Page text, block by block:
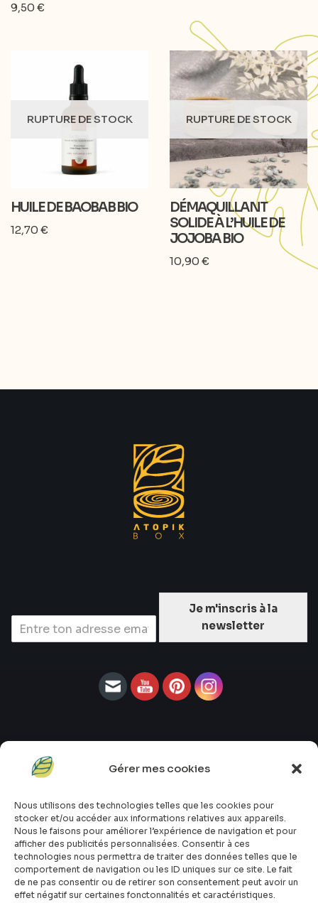
Gérer mes cookies
Nous utilisons des technologies telles que les cookies pour
stocker et/ou accéder aux informations relatives aux appareils.
Nous le faisons pour améliorer l’expérience de navigation et pour
afficher des publicités personnalisées. Consentir à ces
technologies nous permettra de traiter des données telles que le
comportement de navigation ou les ID uniques sur ce site. Le fait
de ne pas consentir ou de retirer son consentement peut avoir un
effet négatif sur certaines fonctonnalités et caractéristiques.
9,50€
RUPTURE DE STOCK
HUILE DE BAOBAB BIO
12,70€
RUPTURE DE STOCK
DÉMAQUILLANT
SOLIDE À L’HUILE DE
JOJOBA BIO
10,90€
Je m'inscris à la
newsletter
#atopik_fr
#atopik_tests
#atopik_community
Qui sommes-nous ?
Mon compte
Contact
E-shop